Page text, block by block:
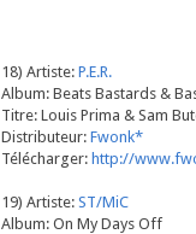
18) Artiste: P.E.R.
Album: Beats Bastards &
Titre: Louis Prima & Sam
Distributeur: Fwonk*
Télécharger: http://
19) Artiste: ST/MiC
Album: On My Days Off